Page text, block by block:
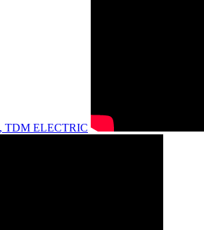
TDM ELECTRIC